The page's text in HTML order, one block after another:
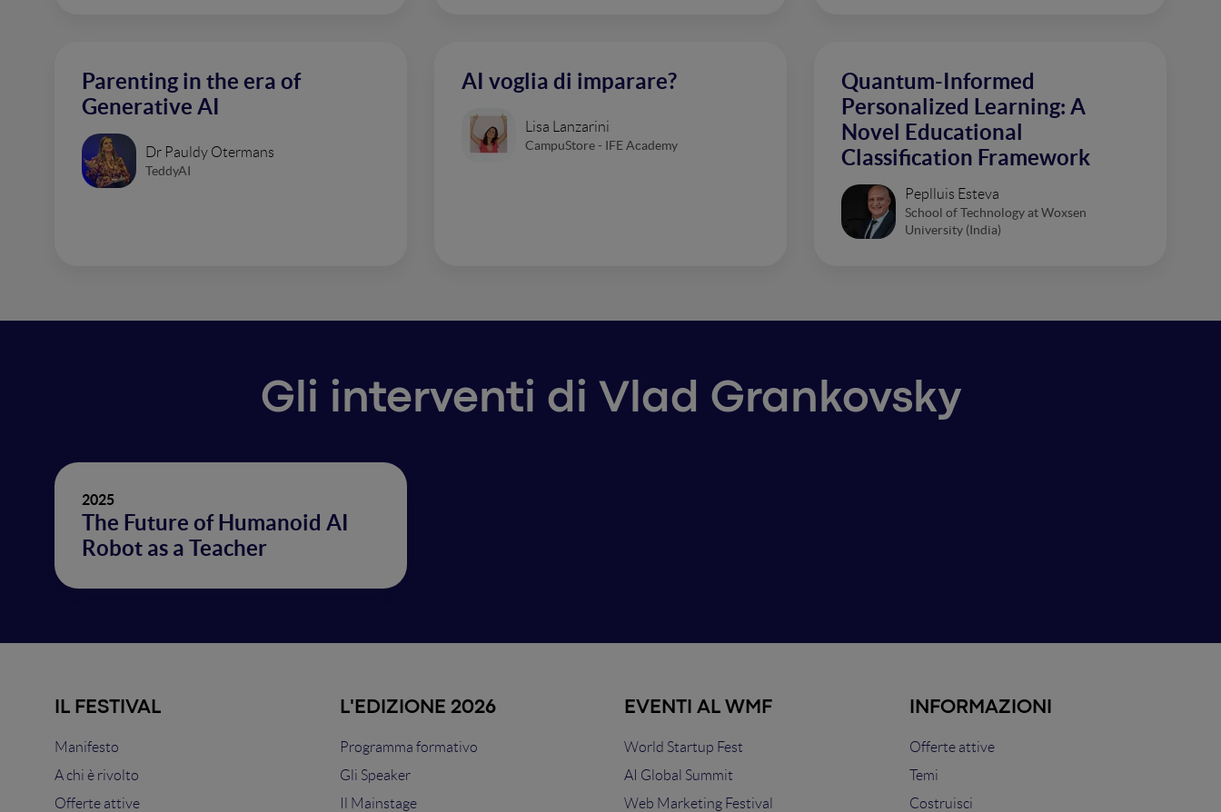
Parenting in the era of
Generative AI
Dr Pauldy Otermans
TeddyAI
AI voglia di imparare?
Lisa Lanzarini
CampuStore - IFE Academy
Quantum-Informed
Personalized Learning: A
Novel Educational
Classification Framework
Peplluis Esteva
School of Technology at Woxsen
University (India)
Gli interventi di Vlad Grankovsky
2025
The Future of Humanoid AI
Robot as a Teacher
IL FESTIVAL
Manifesto
A chi è rivolto
Offerte attive
L'EDIZIONE 2026
Programma formativo
Gli Speaker
Il Mainstage
EVENTI AL WMF
World Startup Fest
AI Global Summit
Web Marketing Festival
INFORMAZIONI
Offerte attive
Temi
Costruisci